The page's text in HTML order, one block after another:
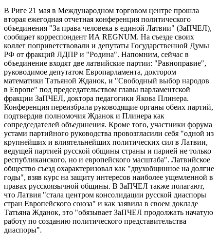
В Риге 21 мая в Международном торговом центре прошла
вторая ежегодная отчетная конференция политического
объединения "За права человека в единой Латвии" (ЗаПЧЕЛ),
сообщает корреспондент ИА REGNUM. На съезде своих
коллег поприветствовали и депутаты Государственной Думы
РФ от фракций ЛДПР и "Родина". Напомним, сейчас в
объединение входят две латвийские партии: "Равноправие",
руководимое депутатом Европарламента, доктором
математики Татьяной Жданок, и "Свободный выбор народов
в Европе" под председательством главы парламентской
фракции ЗаПЧЕЛ, доктора педагогики Якова Плинера.
Конференция переизбрала руководящие органы обеих партий,
подтвердив полномочия Жданок и Плинера как
сопредседателей объединения. Кроме того, участники форума
устами партийного руководства провозгласили себя "одной из
крупнейших и влиятельнейших политических сил в Латвии,
ведущей партией русской общины страны и парией не только
республиканского, но и европейского масштаба". Латвийское
общество съезд охарактеризовал как "двухобщинное на долгие
годы", взяв курс на защиту интересов наиболее ущемленной в
правах русскоязычной общины. В ЗаПЧЕЛ также полагают,
что Латвия "стала центром консолидации русской диаспоры
стран Европейского союза" и как заявила в своем докладе
Татьяна Жданок, это "обязывает ЗаПЧЕЛ продолжать начатую
работу по созданию политического представительства
диаспоры".